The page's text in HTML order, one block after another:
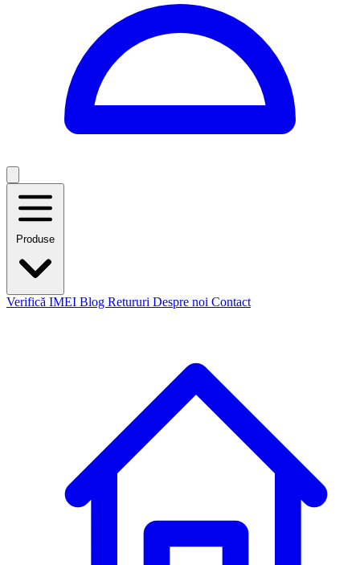
Produse
Verifică IMEI Blog Retururi Despre noi Contact